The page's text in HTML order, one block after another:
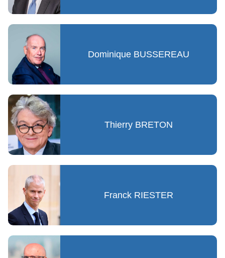
Dominique BUSSEREAU
Thierry BRETON
Franck RIESTER